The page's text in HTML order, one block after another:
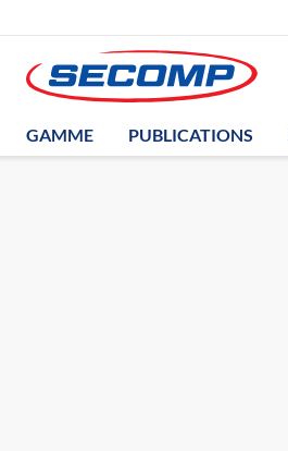
GAMME PUBLICATIONS